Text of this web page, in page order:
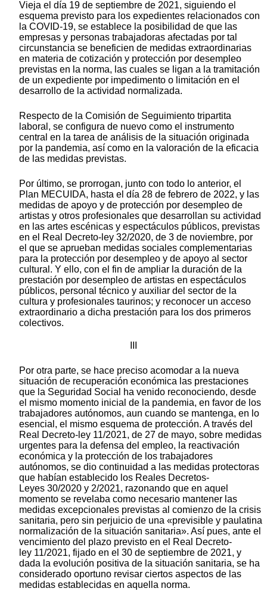
Vieja el día 19 de septiembre de 2021, siguiendo el
esquema previsto para los expedientes relacionados con
la COVID-19, se establece la posibilidad de que las
empresas y personas trabajadoras afectadas por tal
circunstancia se beneficien de medidas extraordinarias
en materia de cotización y protección por desempleo
previstas en la norma, las cuales se ligan a la tramitación
de un expediente por impedimento o limitación en el
desarrollo de la actividad normalizada.
Respecto de la Comisión de Seguimiento tripartita
laboral, se configura de nuevo como el instrumento
central en la tarea de análisis de la situación originada
por la pandemia, así como en la valoración de la eficacia
de las medidas previstas.
Por último, se prorrogan, junto con todo lo anterior, el
Plan MECUIDA, hasta el día 28 de febrero de 2022, y las
medidas de apoyo y de protección por desempleo de
artistas y otros profesionales que desarrollan su actividad
en las artes escénicas y espectáculos públicos, previstas
en el Real Decreto-ley 32/2020, de 3 de noviembre, por
el que se aprueban medidas sociales complementarias
para la protección por desempleo y de apoyo al sector
cultural. Y ello, con el fin de ampliar la duración de la
prestación por desempleo de artistas en espectáculos
públicos, personal técnico y auxiliar del sector de la
cultura y profesionales taurinos; y reconocer un acceso
extraordinario a dicha prestación para los dos primeros
colectivos.
Por otra parte, se hace preciso acomodar a la nueva
situación de recuperación económica las prestaciones
que la Seguridad Social ha venido reconociendo, desde
el mismo momento inicial de la pandemia, en favor de los
trabajadores autónomos, aun cuando se mantenga, en lo
esencial, el mismo esquema de protección. A través del
Real Decreto-ley 11/2021, de 27 de mayo, sobre medidas
urgentes para la defensa del empleo, la reactivación
económica y la protección de los trabajadores
autónomos, se dio continuidad a las medidas protectoras
que habían establecido los Reales Decretos-
Leyes 30/2020 y 2/2021, razonando que en aquel
momento se revelaba como necesario mantener las
medidas excepcionales previstas al comienzo de la crisis
sanitaria, pero sin perjuicio de una «previsible y paulatina
normalización de la situación sanitaria». Así pues, ante el
vencimiento del plazo previsto en el Real Decreto-
ley 11/2021, fijado en el 30 de septiembre de 2021, y
dada la evolución positiva de la situación sanitaria, se ha
considerado oportuno revisar ciertos aspectos de las
medidas establecidas en aquella norma.